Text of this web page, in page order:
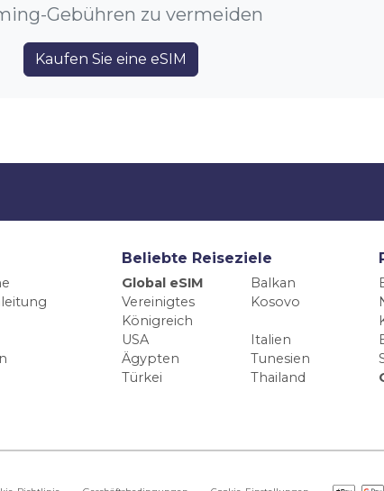
Gebühren zu vermeiden
Kaufen Sie eine eSIM
Beliebte Reiseziele
Global eSIM
Balkan
Vereinigtes
Königreich
Kosovo
USA
Italien
Ägypten
Tunesien
Türkei
Thailand